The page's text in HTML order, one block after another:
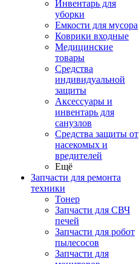
Инвентарь для
уборки
Емкости для мусора
Коврики входные
Медицинские
товары
Средства
индивидуальной
защиты
Аксессуары и
инвентарь для
санузлов
Средства защиты от
насекомых и
вредителей
Ещё
Запчасти для ремонта
техники
Тонер
Запчасти для СВЧ
печей
Запчасти для робот
пылесосов
Запчасти для